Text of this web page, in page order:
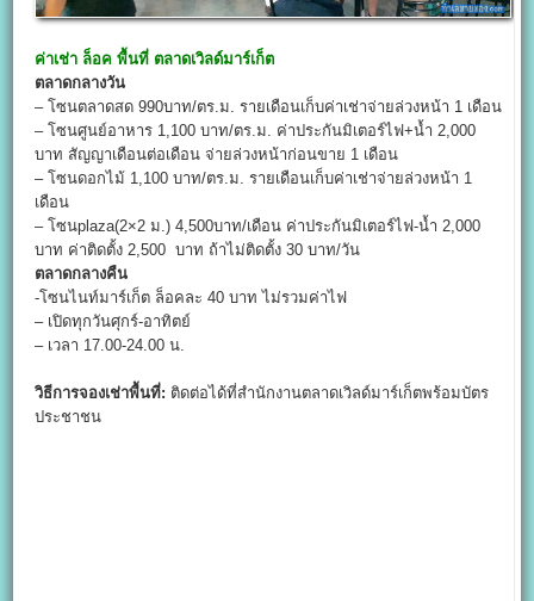
ค่าเช่า ล็อค พื้นที่ ตลาดเวิลด์มาร์เก็ต
ตลาดกลางวัน
– โซนตลาดสด 990บาท/ตร.ม. รายเดือนเก็บค่าเช่าจ่ายล่วงหน้า 1 เดือน
– โซนศูนย์อาหาร 1,100 บาท/ตร.ม. ค่าประกันมิเตอร์ไฟ+น้ำ 2,000
บาท สัญญาเดือนต่อเดือน จ่ายล่วงหน้าก่อนขาย 1 เดือน
– โซนดอกไม้ 1,100 บาท/ตร.ม. รายเดือนเก็บค่าเช่าจ่ายล่วงหน้า 1
เดือน
– โซนplaza(2×2 ม.) 4,500บาท/เดือน ค่าประกันมิเตอร์ไฟ-น้ำ 2,000
บาท ค่าติดตั้ง 2,500 บาท ถ้าไม่ติดตั้ง 30 บาท/วัน
ตลาดกลางคืน
-โซนไนท์มาร์เก็ต ล็อคละ 40 บาท ไม่รวมค่าไฟ
– เปิดทุกวันศุกร์-อาทิตย์
– เวลา 17.00-24.00 น.
วิธีการจองเช่าพื้นที่: ติดต่อได้ที่สำนักงานตลาดเวิลด์มาร์เก็ตพร้อมบัตร
ประชาชน